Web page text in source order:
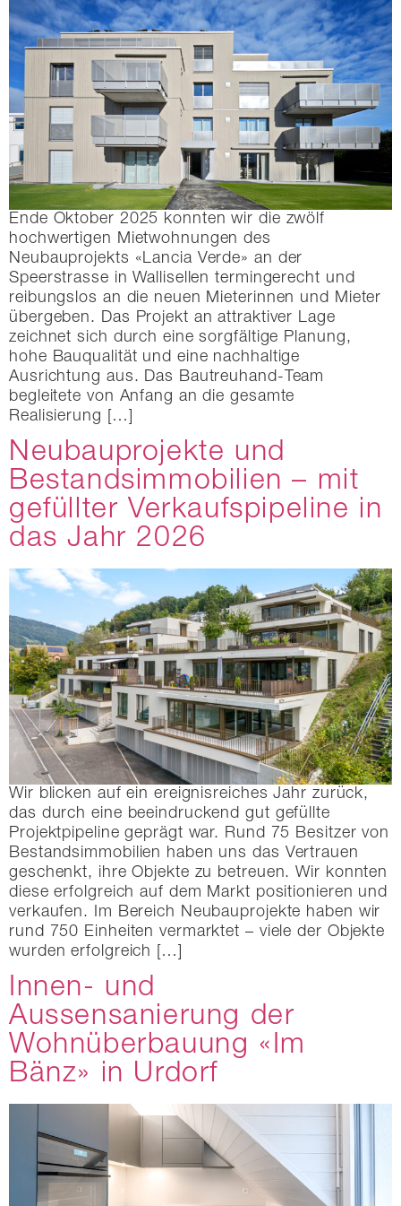
Ende Oktober 2025 konnten wir die zwölf
hochwertigen Mietwohnungen des
Neubauprojekts «Lancia Verde» an der
Speerstrasse in Wallisellen termingerecht und
reibungslos an die neuen Mieterinnen und Mieter
übergeben. Das Projekt an attraktiver Lage
zeichnet sich durch eine sorgfältige Planung,
hohe Bauqualität und eine nachhaltige
Ausrichtung aus. Das Bautreuhand-Team
begleitete von Anfang an die gesamte
Realisierung […]
Neubauprojekte und
Bestandsimmobilien – mit
gefüllter Verkaufspipeline in
das Jahr 2026
Wir blicken auf ein ereignisreiches Jahr zurück,
das durch eine beeindruckend gut gefüllte
Projektpipeline geprägt war. Rund 75 Besitzer von
Bestandsimmobilien haben uns das Vertrauen
geschenkt, ihre Objekte zu betreuen. Wir konnten
diese erfolgreich auf dem Markt positionieren und
verkaufen. Im Bereich Neubauprojekte haben wir
rund 750 Einheiten vermarktet – viele der Objekte
wurden erfolgreich […]
Innen- und
Aussensanierung der
Wohnüberbauung «Im
Bänz» in Urdorf